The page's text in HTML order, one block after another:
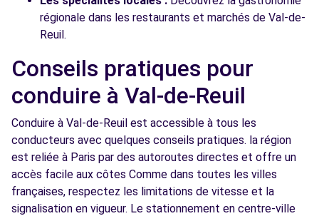
régionale dans les restaurants et marchés de Val-de-
Reuil.
Conseils pratiques pour
conduire à Val-de-Reuil
Conduire à Val-de-Reuil est accessible à tous les
conducteurs avec quelques conseils pratiques. la région
est reliée à Paris par des autoroutes directes et offre un
accès facile aux côtes Comme dans toutes les villes
françaises, respectez les limitations de vitesse et la
signalisation en vigueur. Le stationnement en centre-ville